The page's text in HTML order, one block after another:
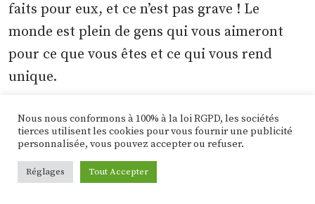
faits pour eux, et ce n’est pas grave ! Le
monde est plein de gens qui vous aimeront
pour ce que vous êtes et ce qui vous rend
unique.
Vous méritez d’être aimé par quelqu’un qui
voit à quel point vous êtes incroyable, et non
par quelqu’un qui veut quelque chose de vous
Nous nous conformons à 100% à la loi RGPD, les sociétés
tierces utilisent les cookies pour vous fournir une publicité
personnalisée, vous pouvez accepter ou refuser.
Réglages Tout Accepter